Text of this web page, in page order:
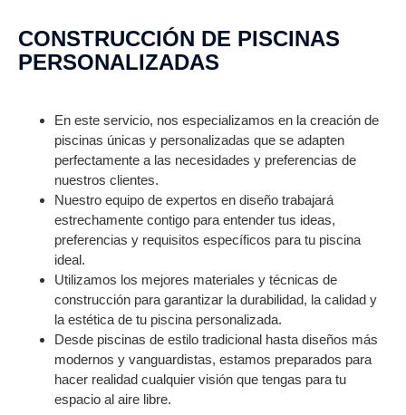
CONSTRUCCIÓN DE PISCINAS
PERSONALIZADAS
En este servicio, nos especializamos en la creación de
piscinas únicas y personalizadas que se adapten
perfectamente a las necesidades y preferencias de
nuestros clientes.
Nuestro equipo de expertos en diseño trabajará
estrechamente contigo para entender tus ideas,
preferencias y requisitos específicos para tu piscina
ideal.
Utilizamos los mejores materiales y técnicas de
construcción para garantizar la durabilidad, la calidad y
la estética de tu piscina personalizada.
Desde piscinas de estilo tradicional hasta diseños más
modernos y vanguardistas, estamos preparados para
hacer realidad cualquier visión que tengas para tu
espacio al aire libre.